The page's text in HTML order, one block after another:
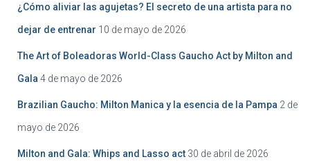
¿Cómo aliviar las agujetas? El secreto de una artista para no
dejar de entrenar 10 de mayo de 2026
The Art of Boleadoras World-Class Gaucho Act by Milton and
Gala 4 de mayo de 2026
Brazilian Gaucho: Milton Manica y la esencia de la Pampa 2 de
mayo de 2026
Milton and Gala: Whips and Lasso act 30 de abril de 2026